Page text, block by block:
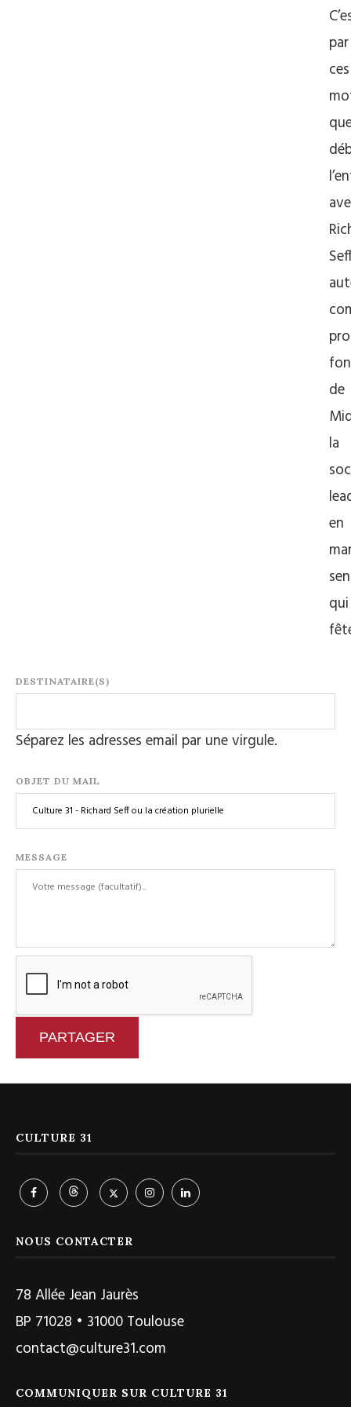
par
ces
de
la
en
qui
DESTINATAIRE(S)
Séparez les adresses email par une virgule.
OBJET DU MAIL
MESSAGE
PARTAGER
CULTURE 31
NOUS CONTACTER
78 Allée Jean Jaurès
BP 71028 • 31000 Toulouse
contact@culture31.com
COMMUNIQUER SUR CULTURE 31